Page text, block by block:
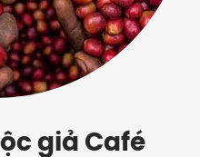
giả Café